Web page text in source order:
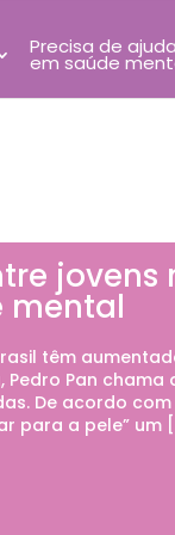
Precisa de ajuda
em saúde
jovens
mental
têm
Pan chama
De acordo com
para a pele” um